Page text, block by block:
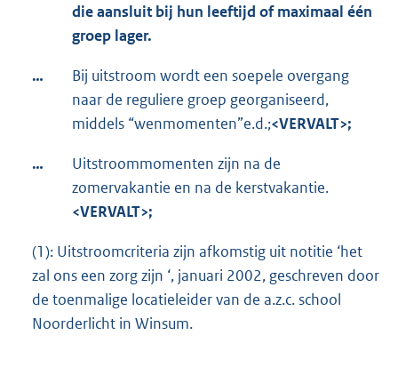
die aansluit bij hun leeftijd of maximaal één
groep lager.
…
Bij uitstroom wordt een soepele overgang
naar de reguliere groep georganiseerd,
middels “wenmomenten”e.d.;<VERVALT>;
…
Uitstroommomenten zijn na de
zomervakantie en na de kerstvakantie.
<VERVALT>;
(1): Uitstroomcriteria zijn afkomstig uit notitie ‘het
zal ons een zorg zijn ‘, januari 2002, geschreven door
de toenmalige locatieleider van de a.z.c. school
Noorderlicht in Winsum.